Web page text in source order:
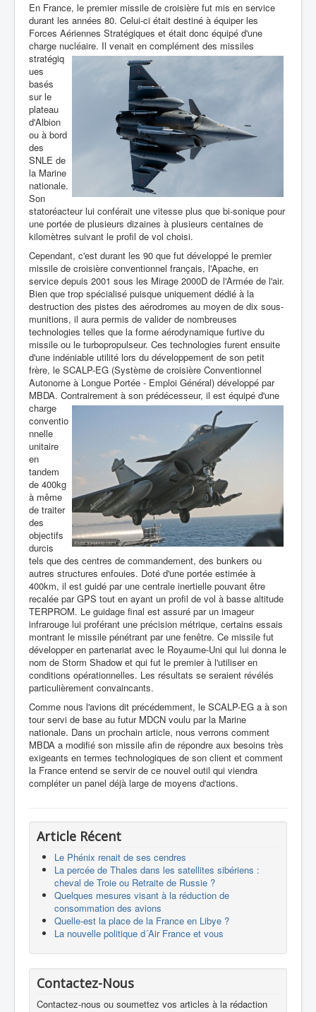
En France, le premier missile de croisière fut mis en service
durant les années 80. Celui-ci était destiné à équiper les
Forces Aériennes Stratégiques et était donc équipé d'une
charge nucléaire. Il venait en complément des missiles
stratégiq
ues
basés
sur le
plateau
d'Albion
ou à bord
des
SNLE de
la Marine
nationale.
Son
statoréacteur lui conférait une vitesse plus que bi-sonique pour
une portée de plusieurs dizaines à plusieurs centaines de
kilomètres suivant le profil de vol choisi.
Cependant, c'est durant les 90 que fut développé le premier
missile de croisière conventionnel français, l'Apache, en
service depuis 2001 sous les Mirage 2000D de l'Armée de l'air.
Bien que trop spécialisé puisque uniquement dédié à la
destruction des pistes des aérodromes au moyen de dix sous-
munitions, il aura permis de valider de nombreuses
technologies telles que la forme aérodynamique furtive du
missile ou le turbopropulseur. Ces technologies furent ensuite
d'une indéniable utilité lors du développement de son petit
frère, le SCALP-EG (Système de croisière Conventionnel
Autonome à Longue Portée - Emploi Général) développé par
MBDA. Contrairement à son prédécesseur, il est équipé d'une
charge
conventio
nnelle
unitaire
en
tandem
de 400kg
à même
de traiter
des
objectifs
durcis
tels que des centres de commandement, des bunkers ou
autres structures enfouies. Doté d'une portée estimée à
400km, il est guidé par une centrale inertielle pouvant être
recalée par GPS tout en ayant un profil de vol à basse altitude
TERPROM. Le guidage final est assuré par un imageur
infrarouge lui proférant une précision métrique, certains essais
montrant le missile pénétrant par une fenêtre. Ce missile fut
développer en partenariat avec le Royaume-Uni qui lui donna le
nom de Storm Shadow et qui fut le premier à l'utiliser en
conditions opérationnelles. Les résultats se seraient révélés
particulièrement convaincants.
Comme nous l'avions dit précédemment, le SCALP-EG a à son
tour servi de base au futur MDCN voulu par la Marine
nationale. Dans un prochain article, nous verrons comment
MBDA a modifié son missile afin de répondre aux besoins très
exigeants en termes technologiques de son client et comment
la France entend se servir de ce nouvel outil qui viendra
compléter un panel déjà large de moyens d'actions.
Article Récent
Le Phénix renait de ses cendres
La percée de Thales dans les satellites sibériens :
cheval de Troie ou Retraite de Russie ?
Quelques mesures visant à la réduction de
consommation des avions
Quelle-est la place de la France en Libye ?
La nouvelle politique d´Air France et vous
Contactez-Nous
Contactez-nous ou soumettez vos articles à la rédaction